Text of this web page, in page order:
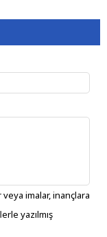
imalar, inançlara
yazılmış